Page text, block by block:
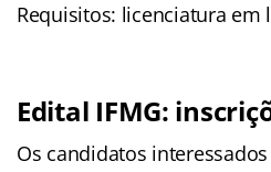
Requisitos: licenciatura em
Edital IFMG:
Os candidatos